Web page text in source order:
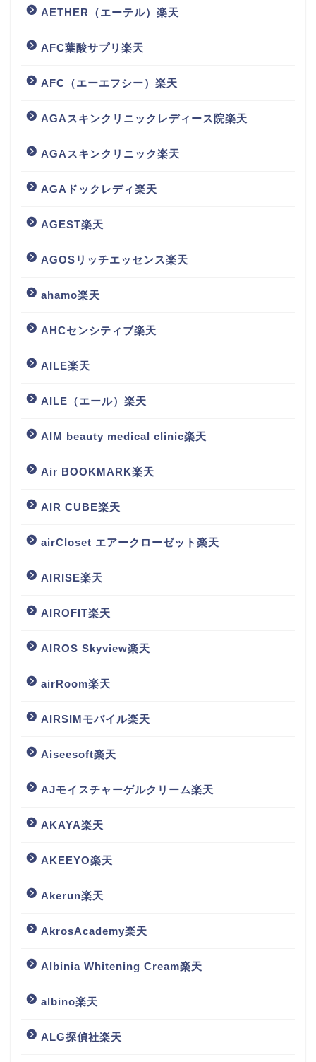
AETHER（エーテル）楽天
AFC葉酸サプリ楽天
AFC（エーエフシー）楽天
AGAスキンクリニックレディース院楽天
AGAスキンクリニック楽天
AGAドックレディ楽天
AGEST楽天
AGOSリッチエッセンス楽天
ahamo楽天
AHCセンシティブ楽天
AILE楽天
AILE（エール）楽天
AIM beauty medical clinic楽天
Air BOOKMARK楽天
AIR CUBE楽天
airCloset エアークローゼット楽天
AIRISE楽天
AIROFIT楽天
AIROS Skyview楽天
airRoom楽天
AIRSIMモバイル楽天
Aiseesoft楽天
AJモイスチャーゲルクリーム楽天
AKAYA楽天
AKEEYO楽天
Akerun楽天
AkrosAcademy楽天
Albinia Whitening Cream楽天
albino楽天
ALG探偵社楽天